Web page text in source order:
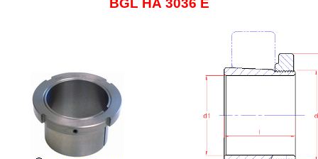
BGL HA 3036 E